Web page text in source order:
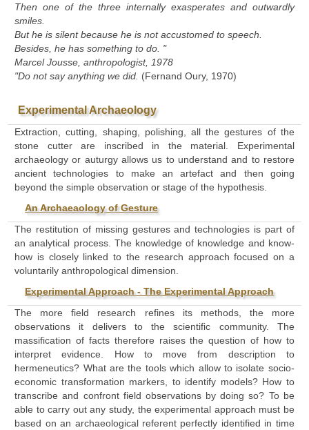
Then one of the three internally exasperates and outwardly
smiles.
But he is silent because he is not accustomed to speech.
Besides, he has something to do. "
Marcel Jousse, anthropologist, 1978
"Do not say anything we did. (Fernand Oury, 1970)
Experimental Archaeology
Extraction, cutting, shaping, polishing, all the gestures of the
stone cutter are inscribed in the material. Experimental
archaeology or auturgy allows us to understand and to restore
ancient technologies to make an artefact and then going
beyond the simple observation or stage of the hypothesis.
An Archaeaology of Gesture
The restitution of missing gestures and technologies is part of
an analytical process. The knowledge of knowledge and know-
how is closely linked to the research approach focused on a
voluntarily anthropological dimension.
Experimental Approach - The Experimental Approach
The more field research refines its methods, the more
observations it delivers to the scientific community. The
massification of facts therefore raises the question of how to
interpret evidence. How to move from description to
hermeneutics? What are the tools which allow to isolate socio-
economic transformation markers, to identify models? How to
transcribe and confront field observations by doing so? To be
able to carry out any study, the experimental approach must be
based on an archaeological referent perfectly identified in time